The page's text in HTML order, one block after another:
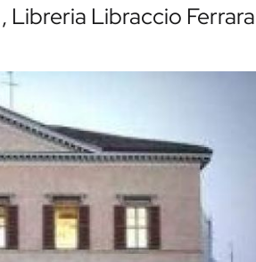
Libraccio Ferrara